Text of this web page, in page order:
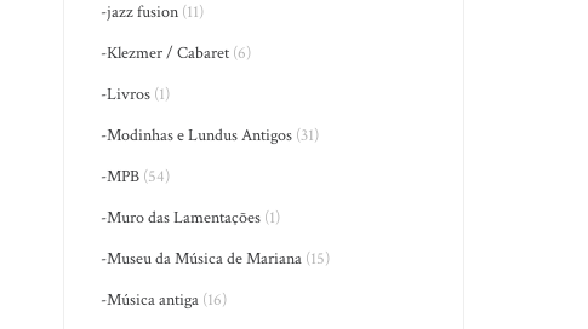
-jazz fusion (11)
-Klezmer / Cabaret (6)
-Livros (1)
-Modinhas e Lundus Antigos (31)
-MPB (54)
-Muro das Lamentações (1)
-Museu da Música de Mariana (15)
-Música antiga (16)